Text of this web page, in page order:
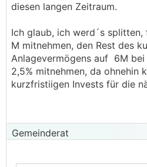
diesen langen Zeitraum.
Ich glaub, ich werd´s
M mitnehmen, den Rest des
Anlagevermögens auf 6M
2,5% mitnehmen, da ohnehin
kurzfristiigen Invests für die
Gemeinderat